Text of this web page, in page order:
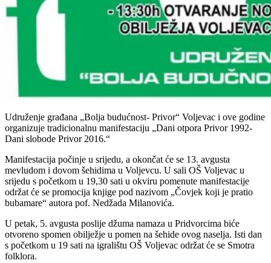
Udruženje građana „Bolja budućnost- Privor“ Voljevac i ove godine
organizuje tradicionalnu manifestaciju „Dani otpora Privor 1992-
Dani slobode Privor 2016.“
Manifestacija počinje u srijedu, a okončat će se 13. avgusta
mevludom i dovom šehidima u Voljevcu. U sali OŠ Voljevac u
srijedu s početkom u 19,30 sati u okviru pomenute manifestacije
održat će se promocija knjige pod nazivom „Čovjek koji je pratio
bubamare“ autora pof. Nedžada Milanovića.
U petak, 5. avgusta poslije džuma namaza u Pridvorcima biće
otvoreno spomen obilježje u pomen na šehide ovog naselja. Isti dan
s početkom u 19 sati na igralištu OŠ Voljevac održat će se Smotra
folklora.